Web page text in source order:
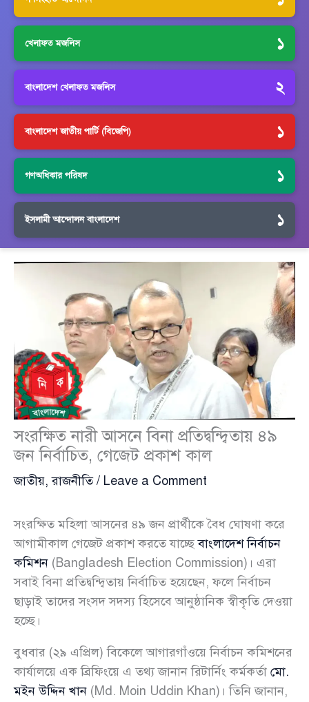
খেলাফত মজলিস ১
বাংলাদেশ খেলাফত মজলিস ২
বাংলাদেশ জাতীয় পার্টি (বিজেপি) ১
গণঅধিকার পরিষদ ১
ইসলামী আন্দোলন বাংলাদেশ ১
সংরক্ষিত নারী আসনে বিনা প্রতিদ্বন্দ্বিতায় ৪৯
জন নির্বাচিত, গেজেট প্রকাশ কাল
জাতীয়,রাজনীতি/ Leave a Comment
সংরক্ষিত মহিলা আসনের ৪৯ জন প্রার্থীকে বৈধ ঘোষণা করে
আগামীকাল গেজেট প্রকাশ করতে যাচ্ছেবাংলাদেশ নির্বাচন
কমিশন (Bangladesh Election Commission)। এরা
সবাই বিনা প্রতিদ্বন্দ্বিতায় নির্বাচিত হয়েছেন, ফলে নির্বাচন
ছাড়াই তাদের সংসদ সদস্য হিসেবে আনুষ্ঠানিক স্বীকৃতি দেওয়া
হচ্ছে।
বুধবার (২৯ এপ্রিল) বিকেলে আগারগাঁওয়ে নির্বাচন কমিশনের
কার্যালয়ে এক ব্রিফিংয়ে এ তথ্য জানান রিটার্নিং কর্মকর্তা মো.
মইন উদ্দিন খান (Md. Moin Uddin Khan)। তিনি জানান,